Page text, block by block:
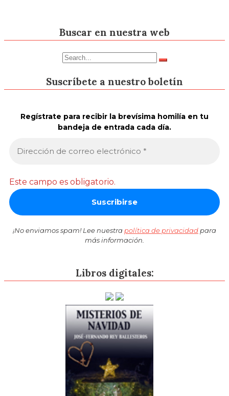
Buscar en nuestra web
Suscríbete a nuestro boletín
Regístrate para recibir la brevísima homilía en tu
bandeja de entrada cada día.
Este campo es obligatorio.
¡No enviamos spam! Lee nuestrapolítica de privacidadpara
más información.
Libros digitales: